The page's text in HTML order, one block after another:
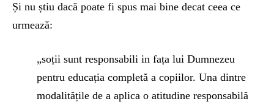
Și nu știu dacă poate fi spus mai bine decat ceea ce
urmează:
„soții sunt responsabili in fața lui Dumnezeu
pentru educația completă a copiilor. Una dintre
modalitățile de a aplica o atitudine responsabilă